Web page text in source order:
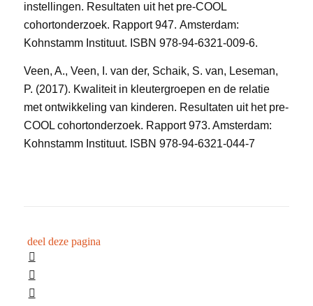
instellingen. Resultaten uit het pre-COOL
cohortonderzoek. Rapport 947. Amsterdam:
Kohnstamm Instituut. ISBN 978-94-6321-009-6.
Veen, A., Veen, I. van der, Schaik, S. van, Leseman,
P. (2017). Kwaliteit in kleutergroepen en de relatie
met ontwikkeling van kinderen. Resultaten uit het pre-
COOL cohortonderzoek. Rapport 973. Amsterdam:
Kohnstamm Instituut. ISBN 978-94-6321-044-7
deel deze pagina